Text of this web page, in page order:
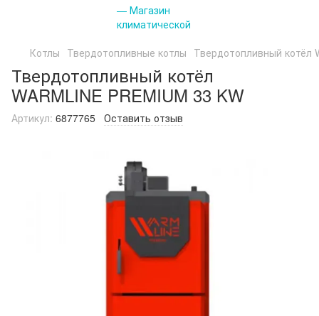
Котлы Твердотопливные котлы Твердотопливный котёл
Твердотопливный котёл
WARMLINE PREMIUM 33 KW
Артикул: 6877765 Оставить отзыв